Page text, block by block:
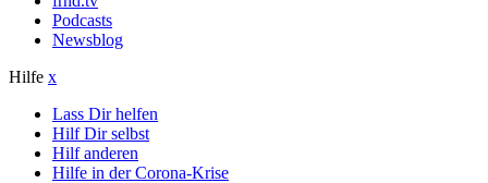
Podcasts
Newsblog
Hilfe x
Lass Dir helfen
Hilf Dir selbst
Hilf anderen
Hilfe in der Corona-Krise